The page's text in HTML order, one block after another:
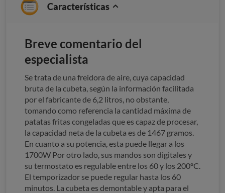
Características
Breve comentario del
especialista
Se trata de una freidora de aire, cuya capacidad
bruta de la cubeta, según la información facilitada
por el fabricante de 6,2 litros, no obstante,
tomando como referencia la cantidad máxima de
patatas fritas congeladas que es capaz de procesar,
la capacidad neta de la cubeta es de 1467 gramos.
En cuanto a su potencia, esta puede llegar a los
1700W Por otro lado, sus mandos son digitales y
su termostato es regulable entre los 60 y los 200ºC.
El temporizador se puede regular hasta los 60
minutos. La cubeta es demontable y apta para el